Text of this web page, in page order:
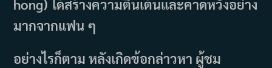
hong) ได้สร้างความตื่นเต้นและคาดหวังอย่าง
มากจากแฟน ๆ
อย่างไรก็ตาม หลังเกิดข้อกล่าวหา ผู้ชม